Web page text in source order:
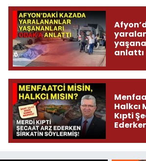
anlattı
Halkcı
Kıpti